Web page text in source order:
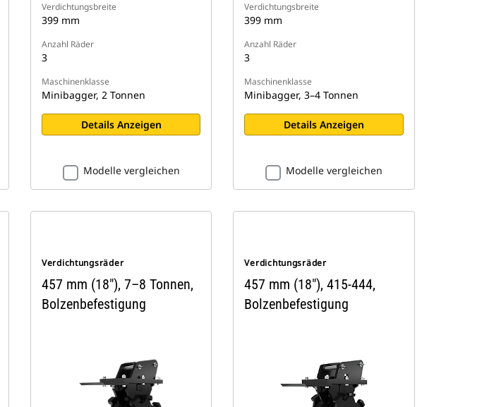
Verdichtungsbreite
399 mm
Anzahl Räder
3
Maschinenklasse
Minibagger, 2 Tonnen
Details Anzeigen
Modelle vergleichen
Verdichtungsbreite
399 mm
Anzahl Räder
3
Maschinenklasse
Minibagger, 3–4 Tonnen
Details Anzeigen
Modelle vergleichen
Verdichtungsräder
457 mm (18"), 7–8 Tonnen,
Bolzenbefestigung
Verdichtungsräder
457 mm (18"), 415-444,
Bolzenbefestigung